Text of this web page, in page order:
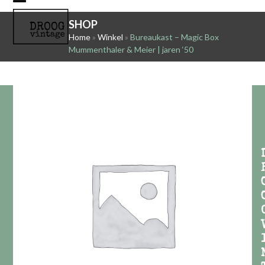
Skip
content
Open
mobile
Close
mobile
SHOP
Home» Winkel » Bureaukast – Magic Box
Mummenthaler & Meier | jaren ‘50